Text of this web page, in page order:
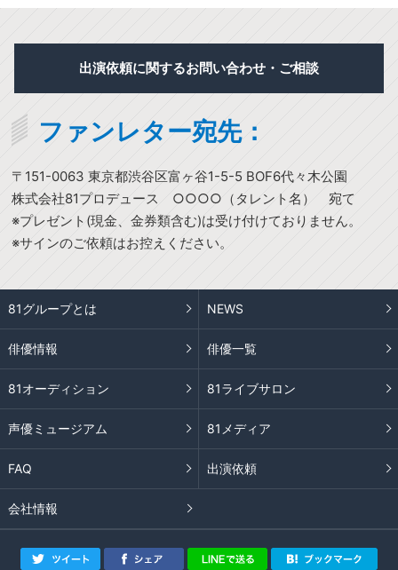
出演依頼に関するお問い合わせ・ご相談
ファンレター宛先：
〒151-0063 東京都渋谷区富ヶ谷1-5-5 BOF6代々木公園
株式会社81プロデュース ○○○○（タレント名） 宛て
※プレゼント(現金、金券類含む)は受け付けておりません。
※サインのご依頼はお控えください。
81グループとは NEWS
俳優情報 俳優一覧
81オーディション 81ライブサロン
声優ミュージアム 81メディア
FAQ 出演依頼
会社情報